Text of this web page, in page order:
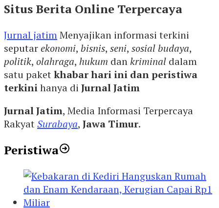
Situs Berita Online Terpercaya
Jurnal jatimMenyajikan informasi terkini
seputarekonomi, bisnis, seni, sosial budaya,
politik, olahraga, hukum dankriminal dalam
satu paketkhabar hari ini dan peristiwa
terkinihanya di Jurnal Jatim
Jurnal Jatim, Media Informasi Terpercaya
RakyatSurabaya, Jawa Timur.
Peristiwa